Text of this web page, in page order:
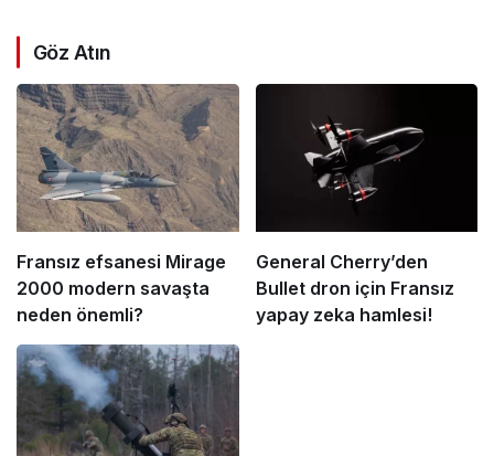
Göz Atın
Fransız efsanesi Mirage
2000 modern savaşta
neden önemli?
General Cherry’den
Bullet dron için Fransız
yapay zeka hamlesi!